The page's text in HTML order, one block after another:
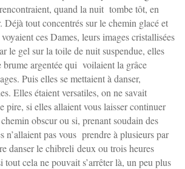
quand la nuit tombe tôt, en
Déjà tout concentrés sur le chemin glacé et
ces Dames, leurs images cristallisées
le gel sur la toile de nuit suspendue, elles
brume argentée qui voilaient la grâce
Puis elles se mettaient à danser,
Elles étaient versatiles, on ne savait
pire, si elles allaient vous laisser continuer
obscur ou si, prenant soudain des
n’allaient pas vous prendre à plusieurs par
danser le chibreli deux ou trois heures
cela ne pouvait s’arrêter là, un peu plus